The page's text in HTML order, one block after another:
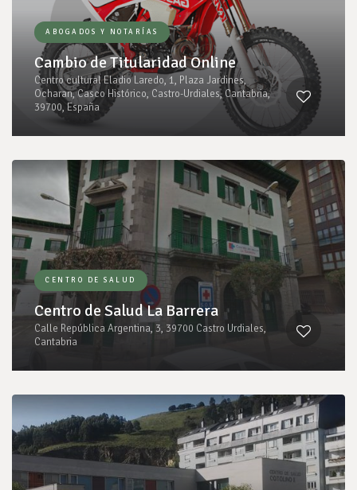
ABOGADOS Y NOTARÍAS
Cambio de Titularidad Online
Centro cultural Eladio Laredo, 1, Plaza Jardines,
Ocharan, Casco Histórico, Castro-Urdiales, Cantabria,
39700, España
CENTRO DE SALUD
Centro de Salud La Barrera
Calle República Argentina, 3, 39700 Castro Urdiales,
Cantabria